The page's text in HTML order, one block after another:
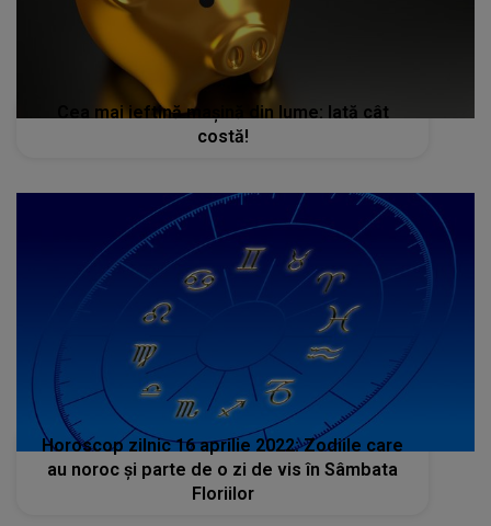
Cea mai ieftină maşină din lume: Iată cât
costă!
Horoscop zilnic 16 aprilie 2022: Zodiile care
au noroc şi parte de o zi de vis în Sâmbata
Floriilor